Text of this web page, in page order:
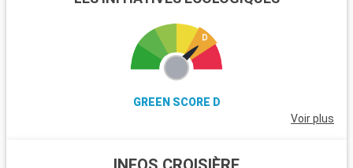
GREEN SCORE D
Voir plus